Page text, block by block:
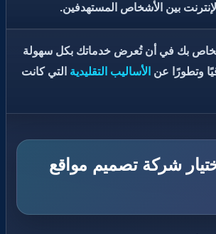
بين الأشخاص المستهدفين.
بك في أن تُعرض خدماتك بكل سهولة
وتطورًا عن الأساليب التقليدية التي كانت
شركة تصميم مواقع